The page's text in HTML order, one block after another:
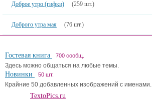
Доброе утро (гифки) (259 шт.)
Доброго утра мая (76 шт.)
Гостевая книга 700 сообщ.
Здесь можно общаться на любые темы.
Новинки 50 шт.
Крайние 50 добавленных изображений с именами.
TextoPics.ru